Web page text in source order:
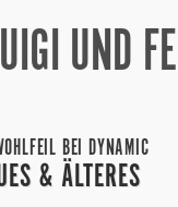
UND
BEI DYNAMIC
& ÄLTERES